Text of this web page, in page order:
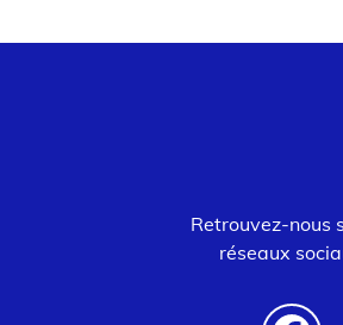
Retrouvez-nous sur les
réseaux sociaux